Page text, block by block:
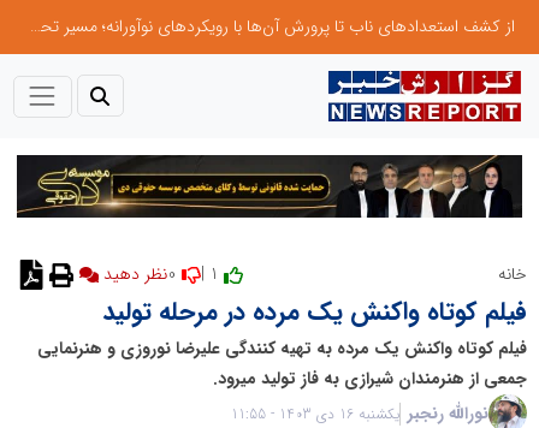
از کشف استعدادهای ناب تا پرورش آن‌ها با رویکردهای نوآورانه؛ مسیر تحول‌آفرین شنای ایران در سطح جهانی
خانه نظر دهید
فیلم کوتاه واکنش یک مرده در مرحله تولید
فیلم کوتاه واکنش یک مرده به تهیه کنندگی علیرضا نوروزی و هنرنمایی
جمعی از هنرمندان شیرازی به فاز تولید میرود.
نورالله رنجبر یکشنبه 16 دی 1403 - 11:55